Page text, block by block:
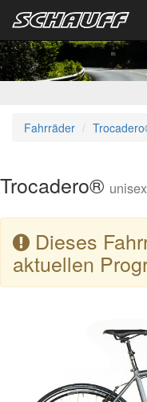
Fahrräder
Trocadero® unisex
Dieses
aktuellen